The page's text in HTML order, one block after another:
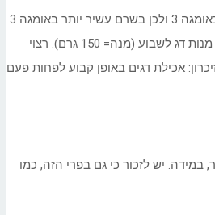
מלבד חלבון איכותי, דגים מכילים גם חומצת שומן מסוג אומגה 3. הדגים העשירים באומגה 3 הם סול, סלמון, מקרל והליבוט. בשנים האחרונות מועשר גם מזון דגי הבריכה בארץ באומגה 3 ולכן בשרם עשיר יותר באומגה 3
מאשר בעבר. לדגים יתרונות בריאותיים רבים והם נמנים על המזונות שהתועלת מאכילתם הוכחה חד משמעית – הם מפחיתים סיכון למחלות לב וכלי דם. מומלץ לאכול לפחות 2 מנות דג לשבוע (מנה= 150 גרם). רצוי
אכילת דגים באופן קבוע לפחות פעם
במידה. יש לזכור כי גם בפרי הזה, כמו